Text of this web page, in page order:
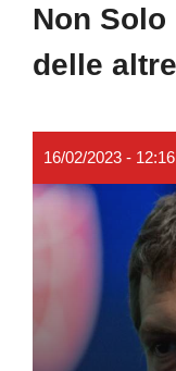
Non Solo
delle
16/02/2023 - 12:16